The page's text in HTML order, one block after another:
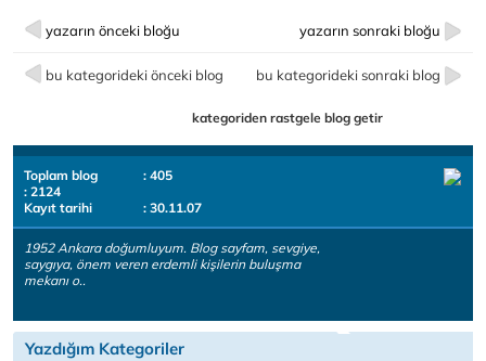
yazarın önceki bloğu yazarın sonraki bloğu
bu kategorideki önceki blog bu kategorideki sonraki blog
kategoriden rastgele blog getir
Toplam blog
: 405
: 2124
Kayıt tarihi
: 30.11.07
1952 Ankara doğumluyum. Blog sayfam, sevgiye,
saygıya, önem veren erdemli kişilerin buluşma
mekanı o..
Yazdığım Kategoriler